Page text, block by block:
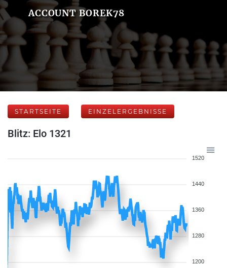
ACCOUNT BOREK78
STARTSEITE EINZELERGEBNISSE
Blitz: Elo 1321
1520
1440
1360
1280
1200